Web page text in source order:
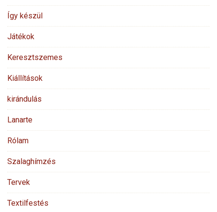
Így készül
Játékok
Keresztszemes
Kiállítások
kirándulás
Lanarte
Rólam
Szalaghímzés
Tervek
Textilfestés